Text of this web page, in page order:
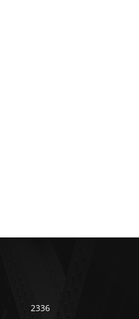
2336